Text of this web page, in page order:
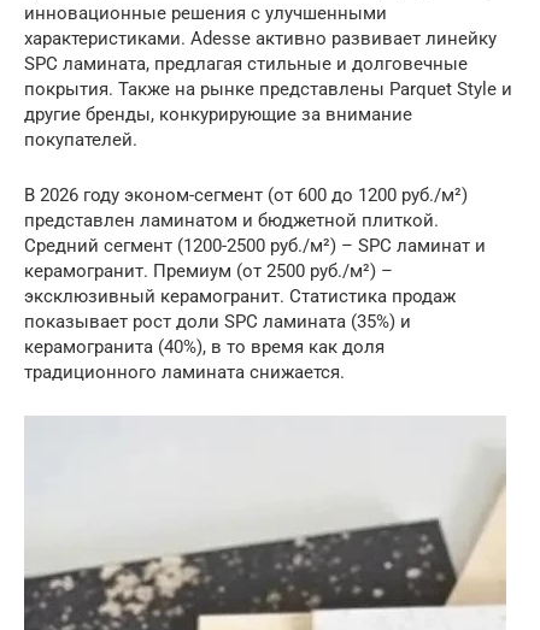
инновационные решения с улучшенными
характеристиками. Adesse активно развивает линейку
SPC ламината, предлагая стильные и долговечные
покрытия. Также на рынке представлены Parquet Style и
другие бренды, конкурирующие за внимание
покупателей.
В 2026 году эконом-сегмент (от 600 до 1200 руб./м²)
представлен ламинатом и бюджетной плиткой.
Средний сегмент (1200-2500 руб./м²) – SPC ламинат и
керамогранит. Премиум (от 2500 руб./м²) –
эксклюзивный керамогранит. Статистика продаж
показывает рост доли SPC ламината (35%) и
керамогранита (40%), в то время как доля
традиционного ламината снижается.